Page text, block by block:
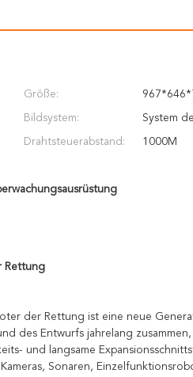
Größe:
Bildsystem: System
Drahtsteuerabstand: 1000M
Rettung
der Rettung ist eine neue
des Entwurfs jahrelang
und langsame
Sonaren,